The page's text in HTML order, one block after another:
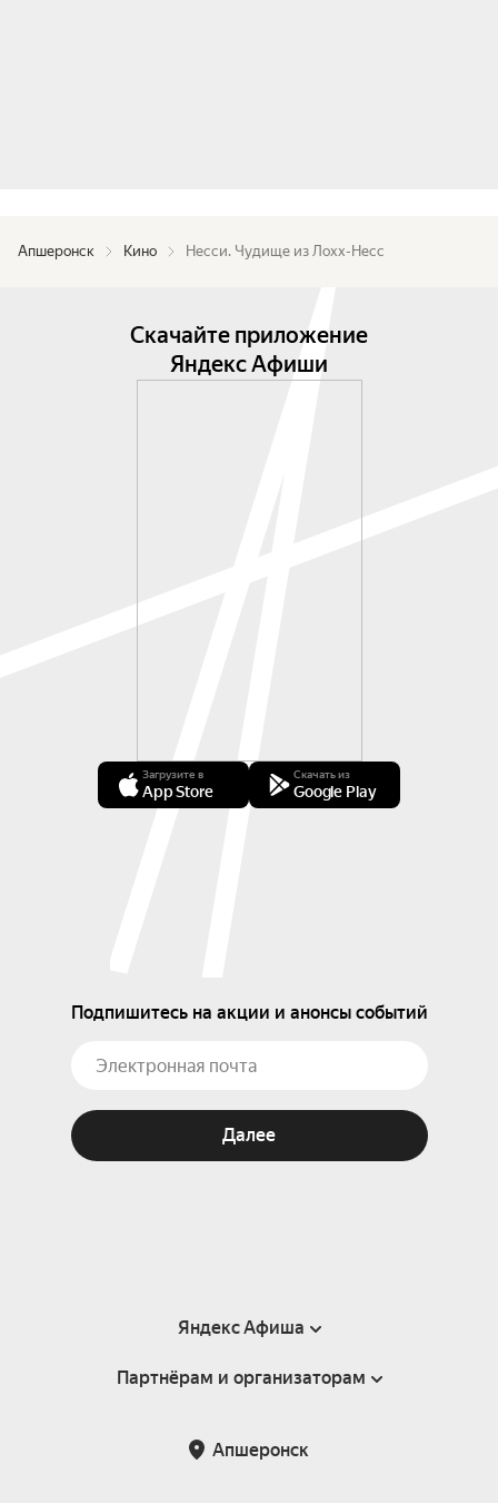
Апшеронск Кино Несси. Чудище из Лохх-Несс
Скачайте приложение
Яндекс Афиши
Загрузите в
App Store
Скачать из
Google Play
Подпишитесь на акции и анонсы событий
Далее
Яндекс Афиша
Справка
Подарочные сертификаты
Партнёрам и организаторам
Апшеронск